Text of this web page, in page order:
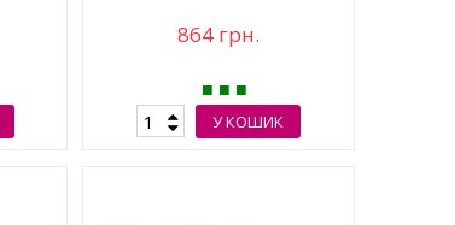
864 грн.
У КОШИК